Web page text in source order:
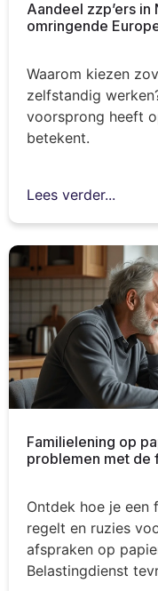
Aandeel zzp’ers
omringende
Waarom kiezen
zelfstandig
voorsprong heeft
betekent.
Lees verder...
Familielening op
problemen met de
Ontdek hoe je een
regelt en ruzies
afspraken op
Belastingdienst